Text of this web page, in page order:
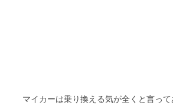
マイカーは乗り換える気が全くと言って